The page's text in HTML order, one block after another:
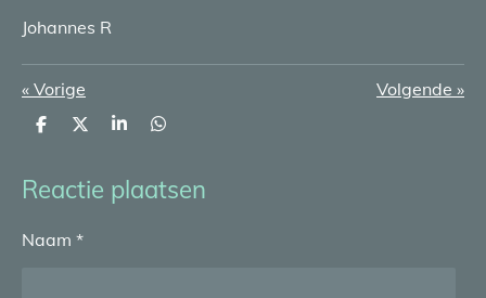
Johannes R
« Vorige Volgende »
D
e
n
D
l
S
r
e
D
e
n
Reactie plaatsen
Naam *